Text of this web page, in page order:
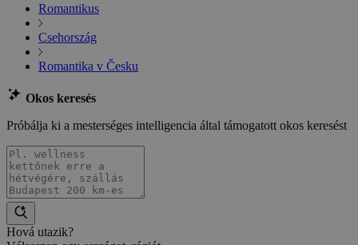
Romantikus
Csehország
Romantika v Česku
Okos keresés
Próbálja ki a mesterséges intelligencia által támogatott okos keresést
Hová utazik?